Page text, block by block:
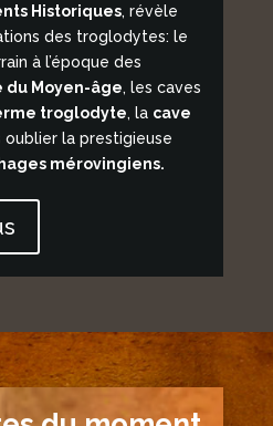
Historiques, révèle
des troglodytes: le
à l’époque des
du Moyen-âge, les caves
troglodyte, la cave
oublier la prestigieuse
mérovingiens.